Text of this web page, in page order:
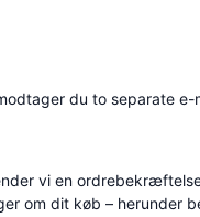
du to separate e-
vi en
om dit køb – herunder